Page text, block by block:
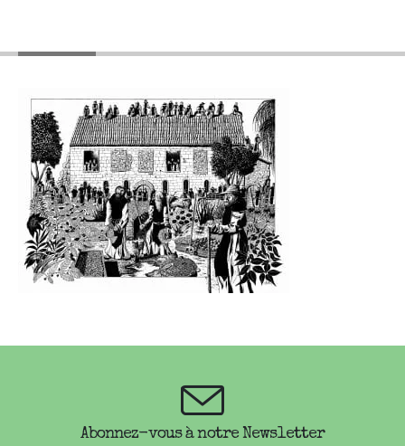
Abonnez-vous à notre Newsletter